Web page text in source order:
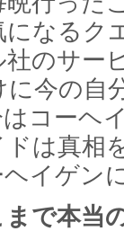
なるク
のサー
今の自
コーヘ
は真相
ヘイゲ
まで本当